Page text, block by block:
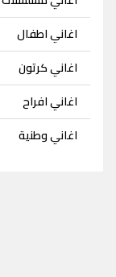
اغاني اطفال
اغاني كرتون
اغاني افراح
اغاني وطنية